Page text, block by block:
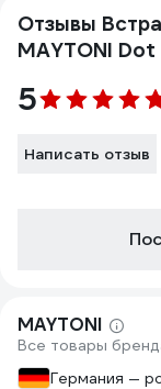
Отзывы
MAYTONI
5
Написать отзыв
MAYTONI
Все товары
Германия —